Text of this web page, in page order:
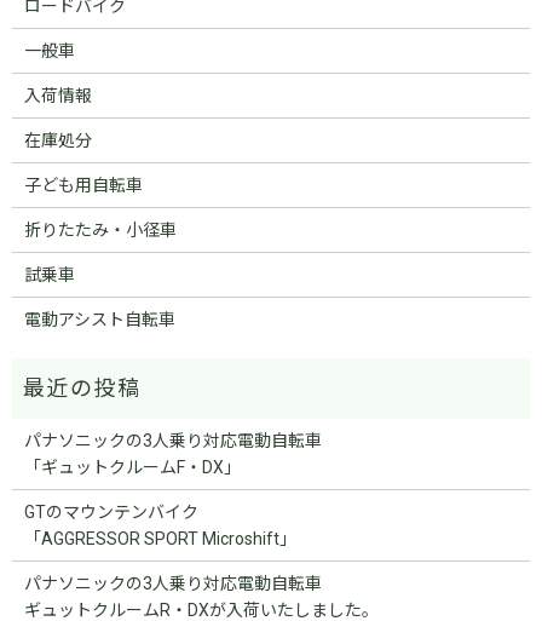
ロードバイク
一般車
入荷情報
在庫処分
子ども用自転車
折りたたみ・小径車
試乗車
電動アシスト自転車
パナソニックの3人乗り対応電動自転車
「ギュットクルームF・DX」
GTのマウンテンバイク
「AGGRESSOR SPORT Microshift」
パナソニックの3人乗り対応電動自転車
ギュットクルームR・DXが入荷いたしました。